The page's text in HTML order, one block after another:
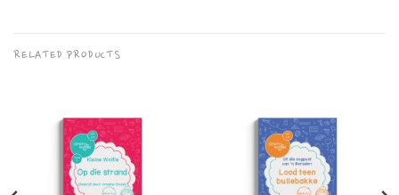
RELATED PRODUCTS